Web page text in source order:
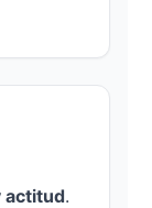
actitud.